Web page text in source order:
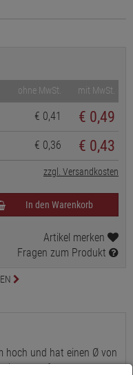
ohne MwSt. mit MwSt.
€ 0,41 € 0,49
€ 0,36 € 0,43
zzgl. Versandkosten
In den Warenkorb
Artikel merken
Fragen zum Produkt
hoch und hat einen Ø von
auf